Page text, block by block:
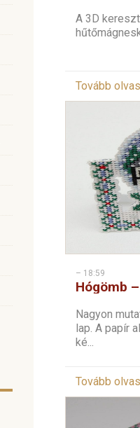
A 3D
Tovább
– 18:59
Hógömb
Nagyon
lap. A papír
ké...
Tovább